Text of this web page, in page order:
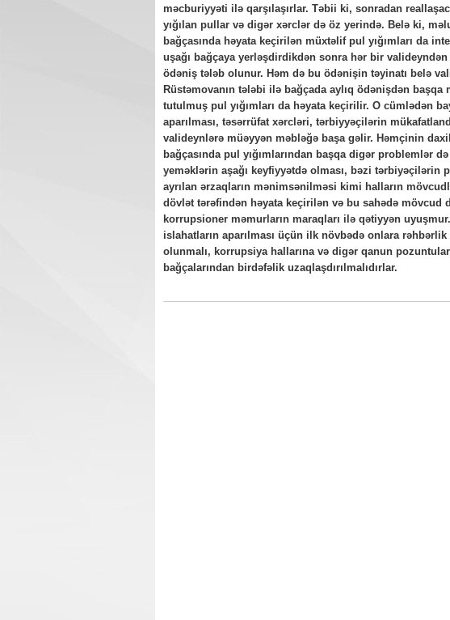
məcburiyyəti ilə qarşılaşırlar. Təbii ki, sonradan
yığılan pullar və digər xərclər də öz yerində. Belə ki,
bağçasında həyata keçirilən müxtəlif pul yığımları da
uşağı bağçaya yerləşdirdikdən sonra hər bir
ödəniş tələb olunur. Həm də bu ödənişin təyinatı belə
Rüstəmovanın tələbi ilə bağçada aylıq ödənişdən
tutulmuş pul yığımları da həyata keçirilir. O cümlədən
aparılması, təsərrüfat xərcləri, tərbiyyəçilərin
valideynlərə müəyyən məbləğə başa gəlir. Həmçinin
bağçasında pul yığımlarından başqa digər problemlər
yeməklərin aşağı keyfiyyətdə olması, bəzi tərbiyəçilərin
ayrılan ərzaqların mənimsənilməsi kimi halların
dövlət tərəfindən həyata keçirilən və bu sahədə mövcud
korrupsioner məmurların maraqları ilə qətiyyən
islahatların aparılması üçün ilk növbədə onlara
olunmalı, korrupsiya hallarına və digər qanun
bağçalarından birdəfəlik uzaqlaşdırılmalıdırlar.